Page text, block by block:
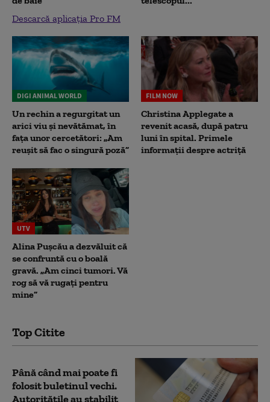
Descarcă aplicația Pro FM
DIGI ANIMAL WORLD
Un rechin a regurgitat un
arici viu și nevătămat, în
fața unor cercetători: „Am
reușit să fac o singură poză”
FILM NOW
Christina Applegate a
revenit acasă, după patru
luni în spital. Primele
informații despre actriță
UTV
Alina Pușcău a dezvăluit că
se confruntă cu o boală
gravă. „Am cinci tumori. Vă
rog să vă rugați pentru
mine”
Top Citite
Până când mai poate fi
folosit buletinul vechi.
Autoritățile au stabilit